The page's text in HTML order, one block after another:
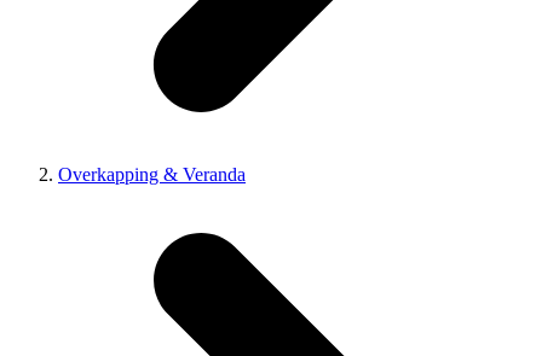
Overkapping & Veranda